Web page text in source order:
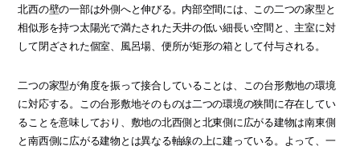
北西の壁の一部は外側へと伸びる。内部空間には、この二つの家型と
相似形を持つ太陽光で満たされた天井の低い細長い空間と、主室に対
して閉ざされた個室、風呂場、便所が矩形の箱として付与される。
二つの家型が角度を振って接合していることは、この台形敷地の環境
に対応する。この台形敷地そのものは二つの環境の狭間に存在してい
ることを意味しており、敷地の北西側と北東側に広がる建物は南東側
と南西側に広がる建物とは異なる軸線の上に建っている。よって、一